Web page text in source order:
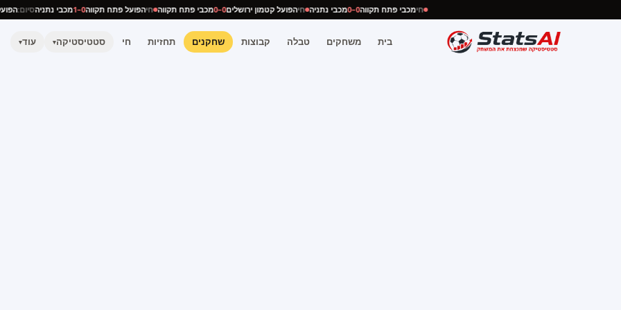
חימכבי פתח תקווה0–0 מכבי נתניה חיהפועל קטמון ירושלים0–0 מכבי פתח תקווה חיהפועל פתח תקווה0–1 מכבי נתניהסיום:
בית משחקים טבלה קבוצות שחקנים תחזיות חי סטטיסטיקה▾ עוד▾